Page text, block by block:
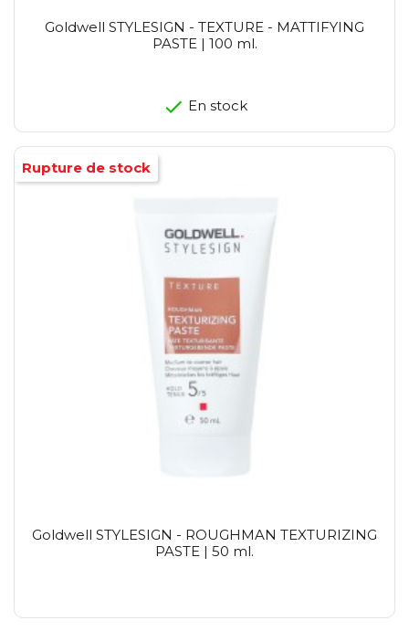
Goldwell STYLESIGN - TEXTURE - MATTIFYING
PASTE | 100 ml.
En stock
Goldwell STYLESIGN - ROUGHMAN TEXTURIZING
PASTE | 50 ml.
Rupture de stock